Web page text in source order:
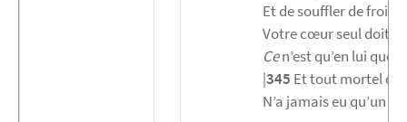
Et de souffler de
Votre cœur seul doit
Cen’est qu’en lui que
|345 Et tout mortel
N’a jamais eu qu’un